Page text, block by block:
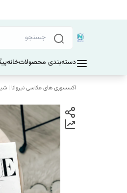
دسته‌بندی محصولاتخانه
اکسسوری های عکاسی نیروانا |